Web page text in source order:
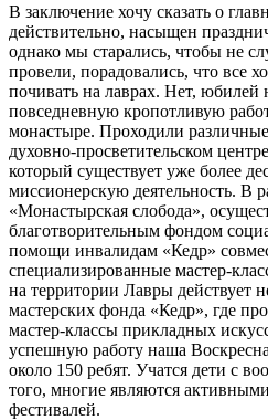
В заключение хочу сказать о
действительно, насыщен
однако мы старались, чтобы не
провели, порадовались, что все
почивать на лаврах. Нет,
повседневную кропотливую
монастыре. Проходили
духовно-просветительском
который существует уже более
миссионерскую деятельность. В
«Монастырская слобода»,
благотворительным фондом
помощи инвалидам «Кедр»
специализированные мастер-
на территории Лавры действует
мастерских фонда «Кедр», где
мастер-классы прикладных
успешную работу наша
около 150 ребят. Учатся дети с
того, многие являются
фестивалей.